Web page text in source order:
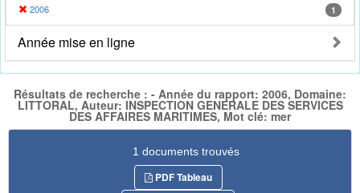
2006 1
Année mise en ligne
Résultats de recherche : - Année du rapport: 2006, Domaine:
LITTORAL, Auteur: INSPECTION GENERALE DES SERVICES
DES AFFAIRES MARITIMES, Mot clé: mer
1 documents trouvés
PDF Tableau